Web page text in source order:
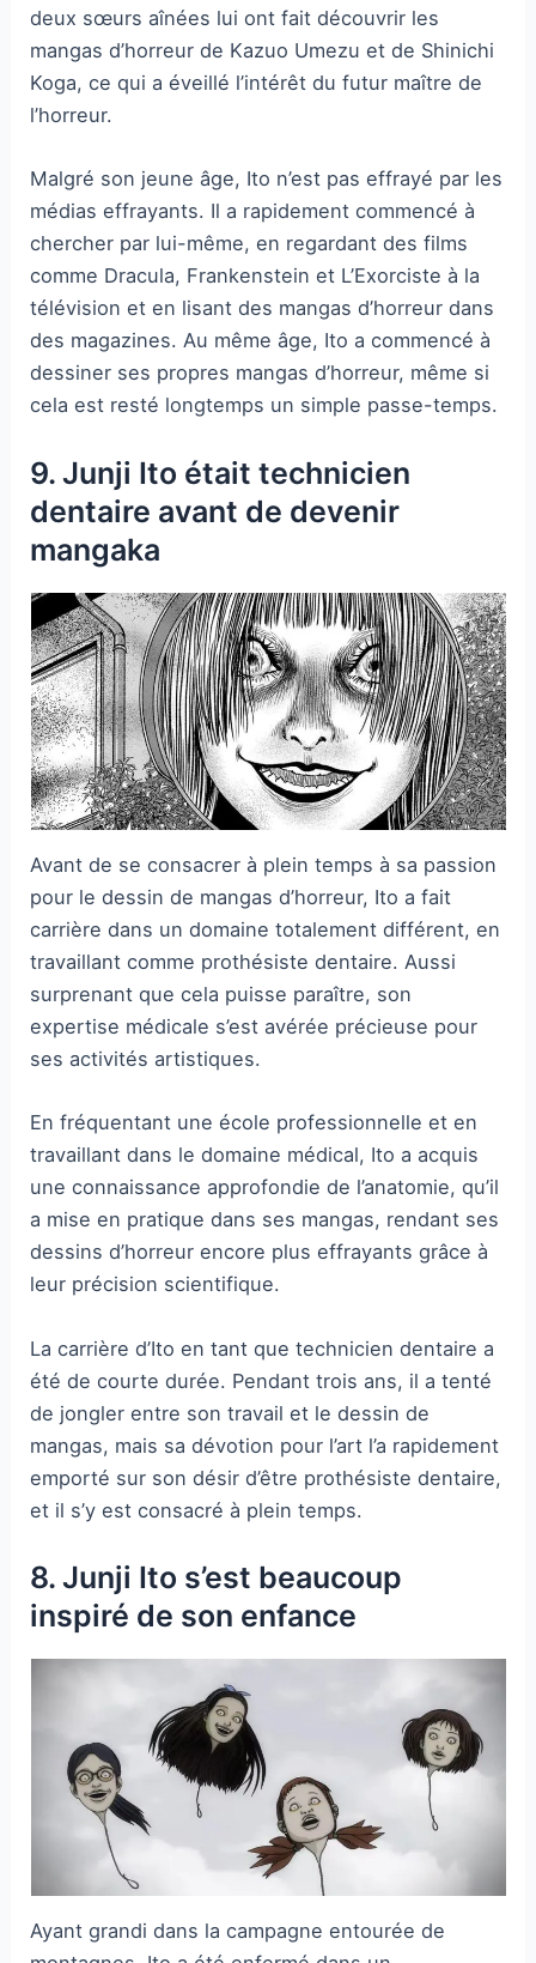
deux sœurs aînées lui ont fait découvrir les
mangas d’horreur de Kazuo Umezu et de Shinichi
Koga, ce qui a éveillé l’intérêt du futur maître de
l’horreur.
Malgré son jeune âge, Ito n’est pas effrayé par les
médias effrayants. Il a rapidement commencé à
chercher par lui-même, en regardant des films
comme Dracula, Frankenstein et L’Exorciste à la
télévision et en lisant des mangas d’horreur dans
des magazines. Au même âge, Ito a commencé à
dessiner ses propres mangas d’horreur, même si
cela est resté longtemps un simple passe-temps.
9. Junji Ito était technicien
dentaire avant de devenir
mangaka
Avant de se consacrer à plein temps à sa passion
pour le dessin de mangas d’horreur, Ito a fait
carrière dans un domaine totalement différent, en
travaillant comme prothésiste dentaire. Aussi
surprenant que cela puisse paraître, son
expertise médicale s’est avérée précieuse pour
ses activités artistiques.
En fréquentant une école professionnelle et en
travaillant dans le domaine médical, Ito a acquis
une connaissance approfondie de l’anatomie, qu’il
a mise en pratique dans ses mangas, rendant ses
dessins d’horreur encore plus effrayants grâce à
leur précision scientifique.
La carrière d’Ito en tant que technicien dentaire a
été de courte durée. Pendant trois ans, il a tenté
de jongler entre son travail et le dessin de
mangas, mais sa dévotion pour l’art l’a rapidement
emporté sur son désir d’être prothésiste dentaire,
et il s’y est consacré à plein temps.
8. Junji Ito s’est beaucoup
inspiré de son enfance
Ayant grandi dans la campagne entourée de